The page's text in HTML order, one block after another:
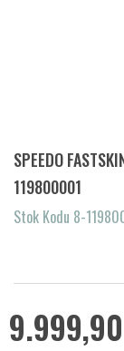
SPEEDO
119800001
Stok Kodu 8-